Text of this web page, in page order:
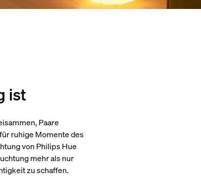
ist
Paare
ruhige Momente des
von Philips Hue
mehr als nur
zu schaffen.